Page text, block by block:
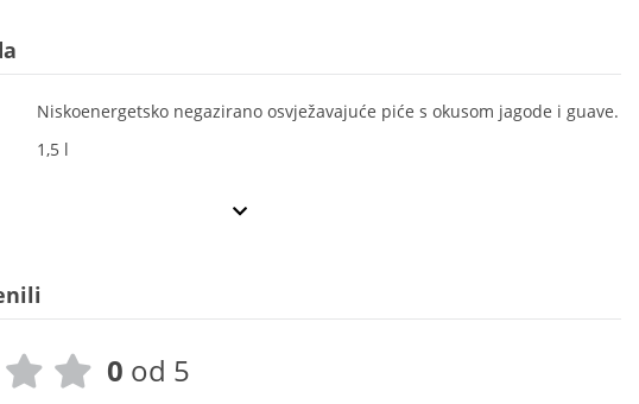
Niskoenergetsko negazirano osvježavajuće piće s okusom jagode i guave.
1,5 l
0 od 5